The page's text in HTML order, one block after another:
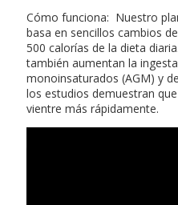
Cómo funciona: Nuestro
basa en sencillos cambios
500 calorías de la dieta
también aumentan la
monoinsaturados (AGM) y
los estudios demuestran
vientre más rápidamente.